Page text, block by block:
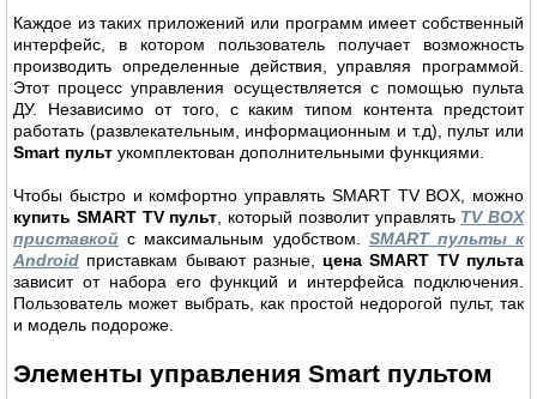
Каждое из таких приложений или программ имеет собственный
интерфейс, в котором пользователь получает возможность
производить определенные действия, управляя программой.
Этот процесс управления осуществляется с помощью пульта
ДУ. Независимо от того, с каким типом контента предстоит
работать (развлекательным, информационным и т.д), пульт или
Smart пульт укомплектован дополнительными функциями.
Чтобы быстро и комфортно управлять SMART TV BOX, можно
купить SMART TV пульт, который позволит управлять TV BOX
приставкой с максимальным удобством. SMART пульты к
Android приставкам бывают разные, цена SMART TV пульта
зависит от набора его функций и интерфейса подключения.
Пользователь может выбрать, как простой недорогой пульт, так
и модель подороже.
Элементы управления Smart пультом